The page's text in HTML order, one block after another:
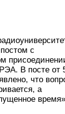
с
В посте от
что
а